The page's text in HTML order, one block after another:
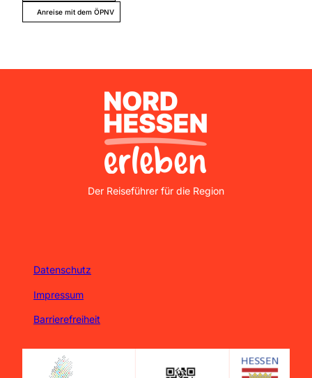
Anreise mit dem ÖPNV
Nordhessen Erleben
Der Reiseführer für die Region
Datenschutz
Impressum
Barrierefreiheit